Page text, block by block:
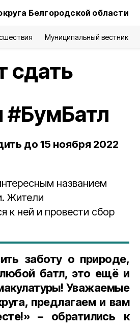
Белгородской области
Муниципальный вестник
сдать
#БумБатл
до 15 ноября 2022
названием
Жители
к ней и провести сбор
заботу о природе,
батл, это ещё и
Уважаемые
предлагаем и вам
– обратились к